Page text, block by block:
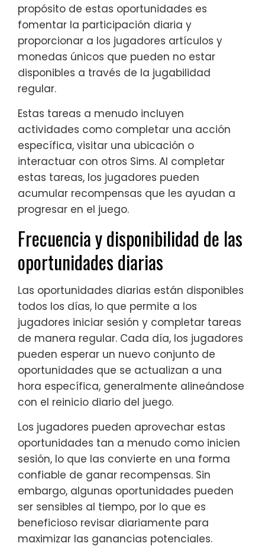
propósito de estas oportunidades es
fomentar la participación diaria y
proporcionar a los jugadores artículos y
monedas únicos que pueden no estar
disponibles a través de la jugabilidad
regular.
Estas tareas a menudo incluyen
actividades como completar una acción
específica, visitar una ubicación o
interactuar con otros Sims. Al completar
estas tareas, los jugadores pueden
acumular recompensas que les ayudan a
progresar en el juego.
Frecuencia y disponibilidad de las
oportunidades diarias
Las oportunidades diarias están disponibles
todos los días, lo que permite a los
jugadores iniciar sesión y completar tareas
de manera regular. Cada día, los jugadores
pueden esperar un nuevo conjunto de
oportunidades que se actualizan a una
hora específica, generalmente alineándose
con el reinicio diario del juego.
Los jugadores pueden aprovechar estas
oportunidades tan a menudo como inicien
sesión, lo que las convierte en una forma
confiable de ganar recompensas. Sin
embargo, algunas oportunidades pueden
ser sensibles al tiempo, por lo que es
beneficioso revisar diariamente para
maximizar las ganancias potenciales.